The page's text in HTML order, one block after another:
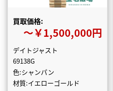
買取価格:
〜￥1,500,000円
デイトジャスト
69138G
色:シャンパン
材質:イエローゴールド